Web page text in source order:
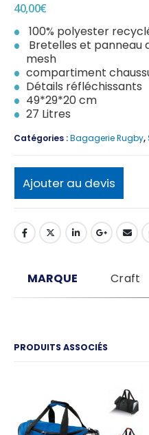
40,00€
100% polyester
Bretelles et panneau
mesh
compartiment
Détails réfléchissants
49*29*20 cm
27 Litres
Catégories :Bagagerie Rugby,
Ajouter au devis
MARQUE Craft
PRODUITS ASSOCIÉS